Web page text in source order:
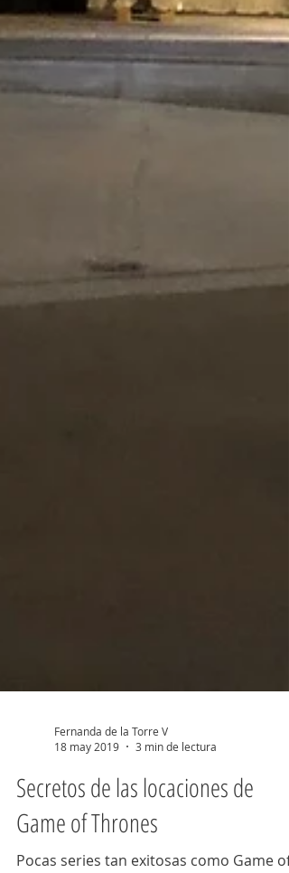
18 may 2019
3 min de lectura
Secretos de las locaciones de
Game of Thrones